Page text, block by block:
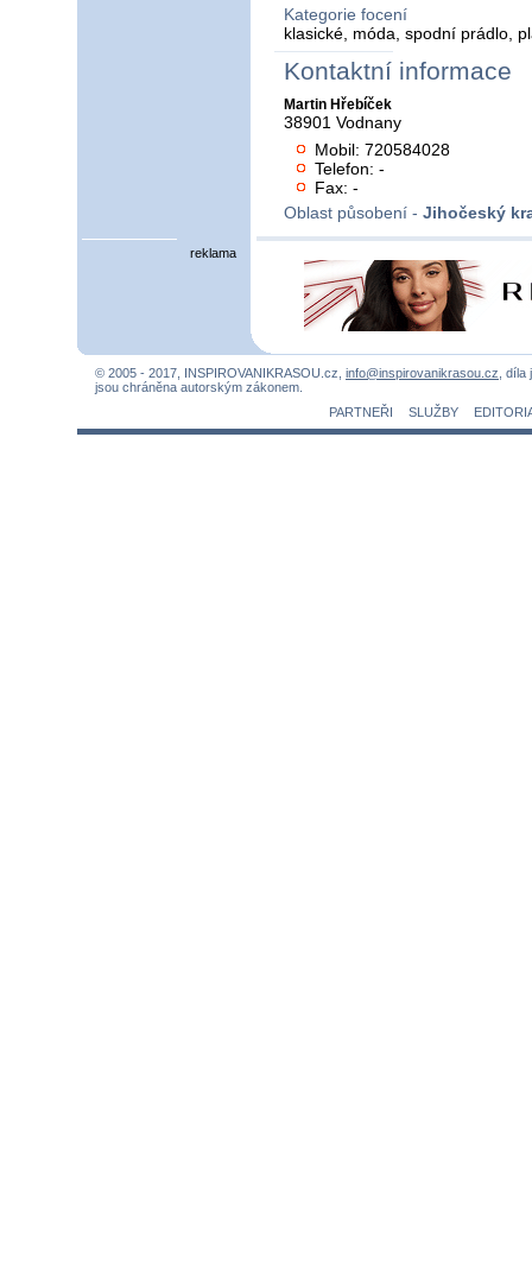
Kategorie focení
klasické, móda, spodní prádlo,
Kontaktní informace
Martin Hřebíček
38901 Vodnany
Mobil: 720584028
Telefon: -
Fax: -
Oblast působení - Jihočeský
reklama
© 2005 - 2017, INSPIROVANIKRASOU.cz, info@inspirovanikrasou.cz ,
jsou chráněna autorským zákonem.
PARTNEŘI
SLUŽBY